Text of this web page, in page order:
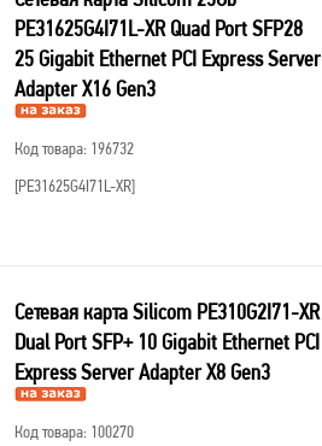
PE31625G4I71L-XR Quad Port SFP28
25 Gigabit Ethernet PCI Express Server
Adapter X16 Gen3
Код товара: 196732
[PE31625G4I71L-XR]
Сетевая карта Silicom PE310G2I71-XR
Dual Port SFP+ 10 Gigabit Ethernet PCI
Express Server Adapter X8 Gen3
Код товара: 100270